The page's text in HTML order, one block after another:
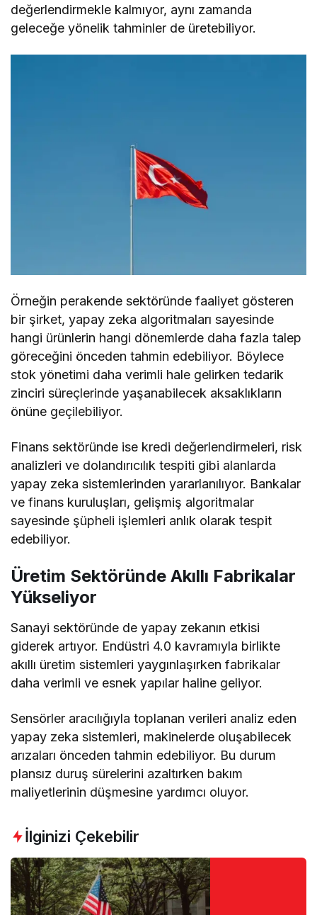
değerlendirmekle kalmıyor, aynı zamanda
geleceğe yönelik tahminler de üretebiliyor.
Örneğin perakende sektöründe faaliyet gösteren
bir şirket, yapay zeka algoritmaları sayesinde
hangi ürünlerin hangi dönemlerde daha fazla talep
göreceğini önceden tahmin edebiliyor. Böylece
stok yönetimi daha verimli hale gelirken tedarik
zinciri süreçlerinde yaşanabilecek aksaklıkların
önüne geçilebiliyor.
Finans sektöründe ise kredi değerlendirmeleri, risk
analizleri ve dolandırıcılık tespiti gibi alanlarda
yapay zeka sistemlerinden yararlanılıyor. Bankalar
ve finans kuruluşları, gelişmiş algoritmalar
sayesinde şüpheli işlemleri anlık olarak tespit
edebiliyor.
Üretim Sektöründe Akıllı Fabrikalar
Yükseliyor
Sanayi sektöründe de yapay zekanın etkisi
giderek artıyor. Endüstri 4.0 kavramıyla birlikte
akıllı üretim sistemleri yaygınlaşırken fabrikalar
daha verimli ve esnek yapılar haline geliyor.
Sensörler aracılığıyla toplanan verileri analiz eden
yapay zeka sistemleri, makinelerde oluşabilecek
arızaları önceden tahmin edebiliyor. Bu durum
plansız duruş sürelerini azaltırken bakım
maliyetlerinin düşmesine yardımcı oluyor.
İlginizi Çekebilir